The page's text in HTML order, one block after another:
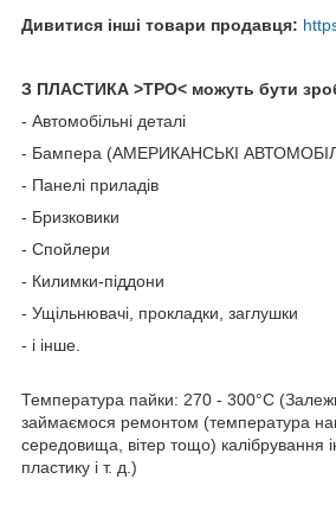
Дивитися інші товари продавця:
З ПЛАСТИКА >ТРО< можуть бути
- Автомобільні деталі
- Бампера (АМЕРИКАНСЬКІ
- Панелі приладів
- Бризковики
- Спойлери
- Килимки-піддони
- Ущільнювачі, прокладки, заглушки
- і інше.
Температура пайки: 270 - 300°C
займаємося ремонтом (температура
середовища, вітер тощо) калібрування
пластику і т. д.)